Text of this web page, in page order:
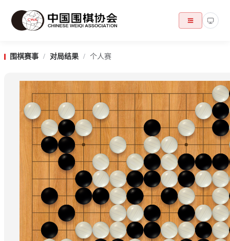
围棋赛事 / 对局结果 / 个人赛